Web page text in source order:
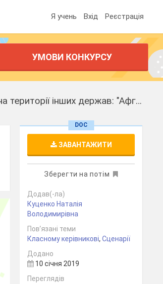
Я учень Вхід Реєстрація
УМОВИ КОНКУРСУ
Сценарій до відкритого заходу з відзначення Дня вшанування учасників бойових дій на території інших держав: "Афганістан-мій біль, моя пекуча пам'ять"
DOC
ЗАВАНТАЖИТИ
Зберегти на потім
Додав(-ла)
Куценко Наталія
Володимирівна
Пов’язані теми
Класному керівникові,Сценарії
Додано
10 січня 2019
Переглядів